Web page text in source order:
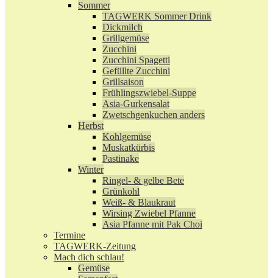
Sommer
TAGWERK Sommer Drink
Dickmilch
Grillgemüse
Zucchini
Zucchini Spagetti
Gefüllte Zucchini
Grillsaison
Frühlingszwiebel-Suppe
Asia-Gurkensalat
Zwetschgenkuchen anders
Herbst
Kohlgemüse
Muskatkürbis
Pastinake
Winter
Ringel- & gelbe Bete
Grünkohl
Weiß- & Blaukraut
Wirsing Zwiebel Pfanne
Asia Pfanne mit Pak Choi
Termine
TAGWERK-Zeitung
Mach dich schlau!
Gemüse